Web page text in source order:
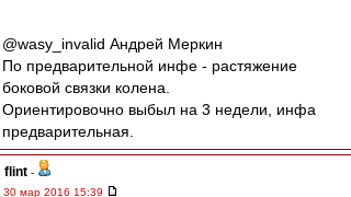
‏@wasy_invalid Андрей Меркин
По предварительной инфе - растяжение
боковой связки колена.
Ориентировочно выбыл на 3 недели, инфа
предварительная.
flint -
30 мар 2016 15:39